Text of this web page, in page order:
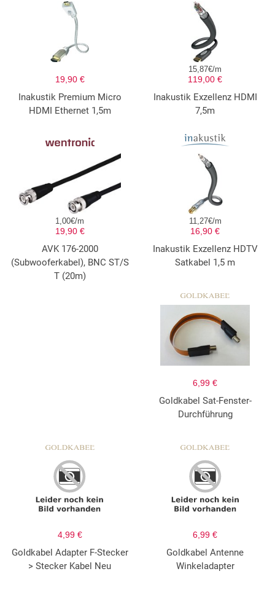
19,90 €
Inakustik Premium Micro
HDMI Ethernet 1,5m
15,87€/m
119,00 €
Inakustik Exzellenz HDMI
7,5m
1,00€/m
19,90 €
AVK 176-2000
(Subwooferkabel), BNC ST/S
T (20m)
11,27€/m
16,90 €
Inakustik Exzellenz HDTV
Satkabel 1,5 m
6,99 €
Goldkabel Sat-Fenster-
Durchführung
4,99 €
Goldkabel Adapter F-Stecker
> Stecker Kabel Neu
6,99 €
Goldkabel Antenne
Winkeladapter